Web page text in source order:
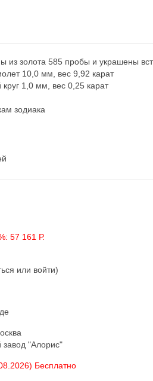
из золота 585 пробы и украшены
10,0 мм, вес 9,92 карат
1,0 мм, вес 0,25 карат
зодиака
57 161 Р.
или войти)
"Алорис"
Бесплатно